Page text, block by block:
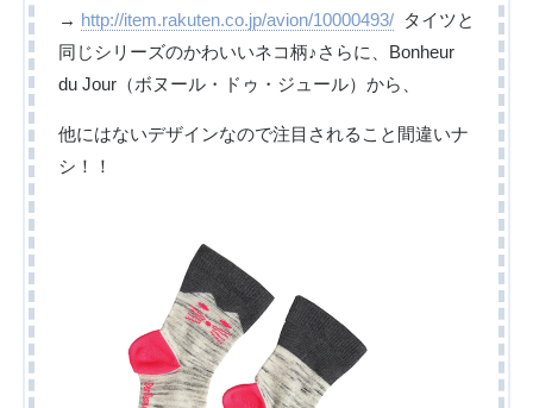
→ http://item.rakuten.co.jp/avion/10000493/ タイツと
同じシリーズのかわいいネコ柄♪さらに、Bonheur
du Jour（ボヌール・ドゥ・ジュール）から、
他にはないデザインなので注目されること間違いナ
シ！！